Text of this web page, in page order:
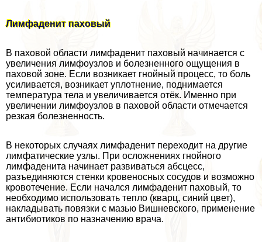
Лимфаденит паховый
В паховой области лимфаденит паховый начинается с
увеличения лимфоузлов и болезненного ощущения в
паховой зоне. Если возникает гнойный процесс, то боль
усиливается, возникает уплотнение, поднимается
температура тела и увеличивается отёк. Именно при
увеличении лимфоузлов в паховой области отмечается
резкая болезненность.
В некоторых случаях лимфаденит переходит на другие
лимфатические узлы. При осложнениях гнойного
лимфаденита начинает развиваться абсцесс,
разъединяются стенки кровеносных сосудов и возможно
кровотечение. Если начался лимфаденит паховый, то
необходимо использовать тепло (кварц, синий цвет),
накладывать повязки с мазью Вишневского, применение
антибиотиков по назначению врача.